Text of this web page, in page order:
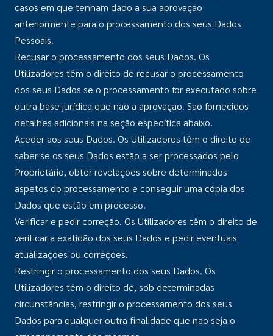
casos em que tenham dado a sua aprovação
anteriormente para o processamento dos seus Dados
Pessoais.
Recusar o processamento dos seus Dados. Os
Utilizadores têm o direito de recusar o processamento
dos seus Dados se o processamento for executado sobre
outra base jurídica que não a aprovação. São fornecidos
detalhes adicionais na seção específica abaixo.
Aceder aos seus Dados. Os Utilizadores têm o direito de
saber se os seus Dados estão a ser processados pelo
Proprietário, obter revelações sobre determinados
aspetos do processamento e conseguir uma cópia dos
Dados que estão em processo.
Verificar e pedir correção. Os Utilizadores têm o direito de
verificar a exatidão dos seus Dados e pedir eventuais
atualizações ou correções.
Restringir o processamento dos seus Dados. Os
Utilizadores têm o direito de, sob determinadas
circunstâncias, restringir o processamento dos seus
Dados para qualquer outra finalidade que não seja o